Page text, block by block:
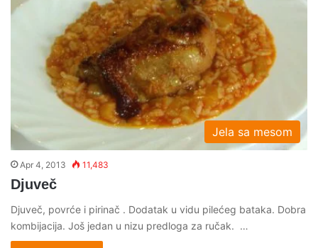
Jela sa mesom
Apr 4, 2013 11,483
Djuveč
Djuveč, povrće i pirinač . Dodatak u vidu pilećeg bataka. Dobra
kombijacija. Još jedan u nizu predloga za ručak. …